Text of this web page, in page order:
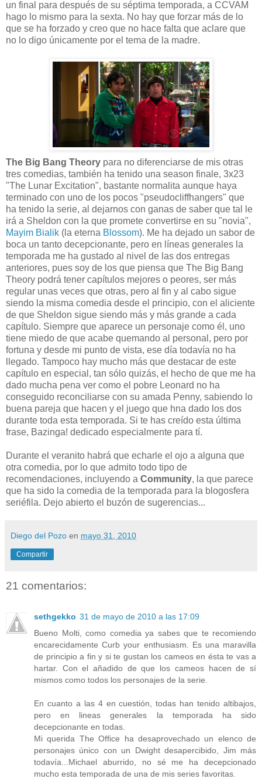
un final para después de su séptima temporada, a CCVAM
hago lo mismo para la sexta. No hay que forzar más de lo
que se ha forzado y creo que no hace falta que aclare que
no lo digo únicamente por el tema de la madre.
The Big Bang Theory para no diferenciarse de mis otras
tres comedias, también ha tenido una season finale, 3x23
"The Lunar Excitation", bastante normalita aunque haya
terminado con uno de los pocos "pseudocliffhangers" que
ha tenido la serie, al dejarnos con ganas de saber que tal le
irá a Sheldon con la que promete convertirse en su "novia",
Mayim Bialik (la eterna Blossom). Me ha dejado un sabor de
boca un tanto decepcionante, pero en líneas generales la
temporada me ha gustado al nivel de las dos entregas
anteriores, pues soy de los que piensa que The Big Bang
Theory podrá tener capítulos mejores o peores, ser más
regular unas veces que otras, pero al fin y al cabo sigue
siendo la misma comedia desde el principio, con el aliciente
de que Sheldon sigue siendo más y más grande a cada
capítulo. Siempre que aparece un personaje como él, uno
tiene miedo de que acabe quemando al personal, pero por
fortuna y desde mi punto de vista, ese día todavía no ha
llegado. Tampoco hay mucho más que destacar de este
capítulo en especial, tan sólo quizás, el hecho de que me ha
dado mucha pena ver como el pobre Leonard no ha
conseguido reconciliarse con su amada Penny, sabiendo lo
buena pareja que hacen y el juego que hna dado los dos
durante toda esta temporada. Si te has creído esta última
frase, Bazinga! dedicado especialmente para tí.
Durante el veranito habrá que echarle el ojo a alguna que
otra comedia, por lo que admito todo tipo de
recomendaciones, incluyendo a Community, la que parece
que ha sido la comedia de la temporada para la blogosfera
seriéfila. Dejo abierto el buzón de sugerencias...
Diego del Pozo en mayo 31, 2010
Compartir
21 comentarios:
sethgekko 31 de mayo de 2010 a las 17:09
Bueno Molti, como comedia ya sabes que te recomiendo
encarecidamente Curb your enthusiasm. Es una maravilla
de principio a fin y si te gustan los cameos en ésta te vas a
hartar. Con el añadido de que los cameos hacen de sí
mismos como todos los personajes de la serie.
En cuanto a las 4 en cuestión, todas han tenido altibajos,
pero en lineas generales la temporada ha sido
decepcionante en todas.
Mi querida The Office ha desaprovechado un elenco de
personajes único con un Dwight desapercibido, Jim más
todavía...Michael aburrido, no sé me ha decepcionado
mucho esta temporada de una de mis series favoritas.